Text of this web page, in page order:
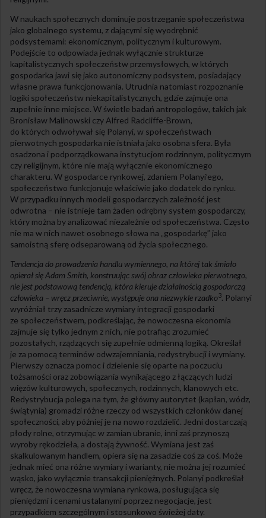
W naukach społecznych dominuje postrzeganie społeczeństwa
jako globalnego systemu, z dającymi się wyodrębnić
podsystemami: ekonomicznym, politycznym i kulturowym.
Podejście to odpowiada jednak wyłącznie strukturze
kapitalistycznych społeczeństw przemysłowych, w których
gospodarka jawi się jako autonomiczny podsystem, posiadający
własne prawa funkcjonowania. Utrudnia natomiast rozpoznanie
logiki społeczeństw niekapitalistycznych, gdzie zajmuje ona
zupełnie inne miejsce. W świetle badań antropologów, takich jak
Bronisław Malinowski czy Alfred Radcliffe-Brown,
do których odwoływał się Polanyi, w społeczeństwach
pierwotnych gospodarka nie istniała jako osobna sfera. Była
osadzona i podporządkowana instytucjom rodzinnym, politycznym
czy religijnym, które nie mają wyłącznie ekonomicznego
charakteru. W gospodarce rynkowej, zdaniem Polanyi’ego,
społeczeństwo funkcjonuje właściwie jako dodatek do rynku.
W przypadku innych modeli gospodarczych zależność jest
odwrotna – nie istnieje tam żaden odrębny system gospodarczy,
który można by analizować niezależnie od społeczeństwa. Często
nie ma w nich nawet osobnego słowa na „gospodarkę” jako
samoistną sferę odseparowaną od życia społecznego.
Tendencja do prowadzenia handlu wymiennego, na której tak śmiało
opierał się Adam Smith, konstruując swój obraz człowieka pierwotnego,
nie jest podstawową tendencją, która kieruje działalnością gospodarczą
człowieka – wręcz przeciwnie, występuje ona niezwykle rzadko3. Polanyi
wyróżniał trzy zasadnicze wymiary integracji gospodarki
ze społeczeństwem, podkreślając, że nowoczesna ekonomia
zajmuje się tylko jednym z nich, nie potrafiąc zrozumieć
pozostałych, rządzących się zupełnie odmienną logiką. Określał
je za pomocą terminów odwzajemniania, redystrybucji i wymiany.
Pierwszy oznacza pomoc i dzielenie się oparte na poczuciu
tożsamości oraz zobowiązania wynikającego z łączących ludzi
więzów kulturowych, społecznych, rodzinnych, klanowych etc.
Redystrybucja polega na tym, że główny autorytet (kapłan, wódz,
świątynia) gromadzi różne rzeczy od wszystkich członków danej
społeczności, aby później je na nowo rozdzielić. Jedni dostarczają
płody rolne, otrzymując w zamian ubranie, inni zaś przynoszą
wyroby rękodzieła, a dostają żywność. Wymiana jest zaś
skalkulowanym handlem, opiera się na zasadzie coś za coś. Może
jednak mieć ona różne wymiary i warianty, nie można jej rozumieć
wąsko, jako wyłącznie transakcji pieniężnych. Polanyi podkreślał
wręcz, że nowoczesna wymiana rynkowa, posługująca się
pieniędzmi i cenami ustalanymi poprzez negocjacje, jest
przypadkiem szczególnym i stosunkowo świeżej daty.